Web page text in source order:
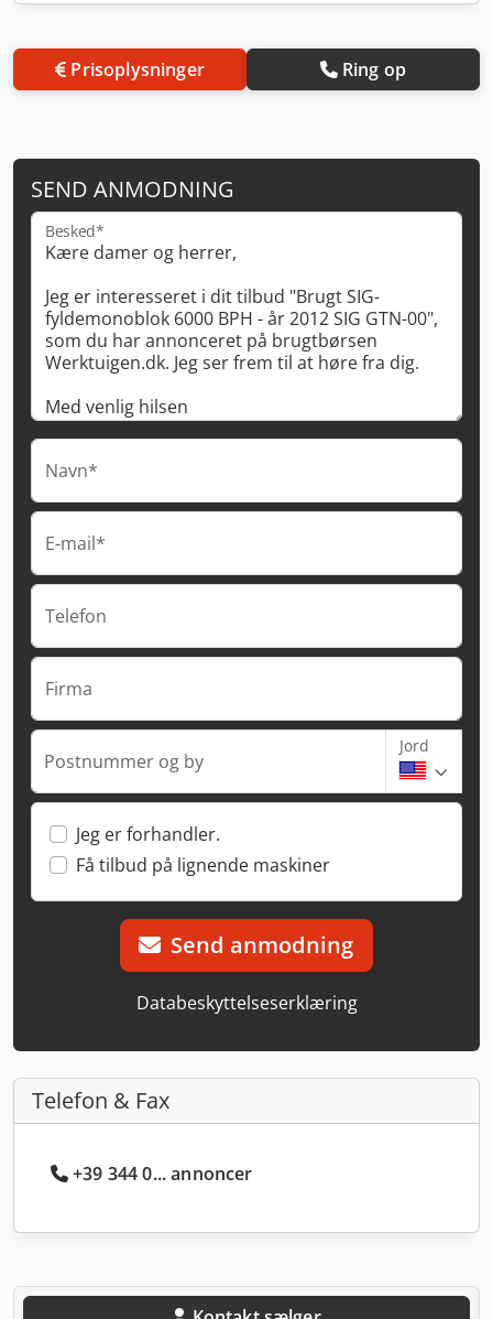
Prisoplysninger Ring op
SEND ANMODNING
Besked*
Navn*
E-mail*
Telefon
Firma
Postnummer og by
Jord
Jeg er forhandler.
Få tilbud på lignende maskiner
Send anmodning
Databeskyttelseserklæring
Telefon & Fax
+39 344 0... annoncer